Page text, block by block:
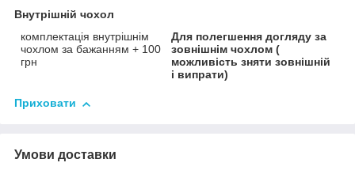
Внутрішній чохол
комплектація внутрішнім
чохлом за бажанням + 100
грн
Для полегшення догляду за
зовнішнім чохлом (
можливість зняти зовнішній
і випрати)
Приховати
Умови доставки